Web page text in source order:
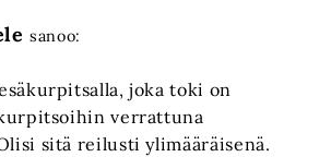
sanoo:
joka toki on
verrattuna
sitä reilusti ylimääräisenä.